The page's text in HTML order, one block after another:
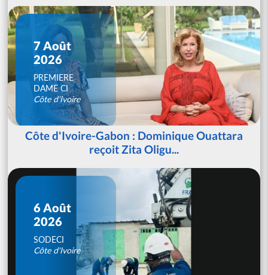
7 Août
2026
PREMIERE
DAME CI
Côte d'Ivoire
Côte d'Ivoire-Gabon : Dominique Ouattara
reçoit Zita Oligu...
6 Août
2026
SODECI
Côte d'Ivoire